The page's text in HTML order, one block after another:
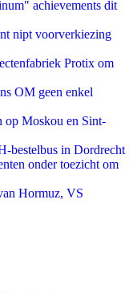
achievements dit
nipt voorverkiezing
Protix om
OM geen enkel
op Moskou en Sint-
bestelbus in Dordrecht
onder toezicht om
Hormuz, VS